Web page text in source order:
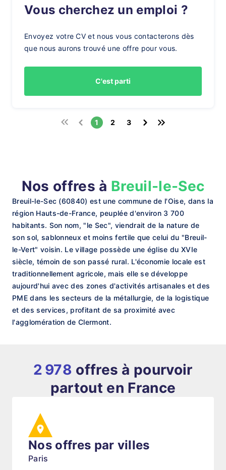
Vous cherchez un emploi ?
Envoyez votre CV et nous vous contacterons dès
que nous aurons trouvé une offre pour vous.
C'est parti
1 2 3
Nos offres à Breuil-le-Sec
Breuil-le-Sec (60840) est une commune de l'Oise, dans la
région Hauts-de-France, peuplée d'environ 3 700
habitants. Son nom, "le Sec", viendrait de la nature de
son sol, sablonneux et moins fertile que celui du "Breuil-
le-Vert" voisin. Le village possède une église du XVIe
siècle, témoin de son passé rural. L'économie locale est
traditionnellement agricole, mais elle se développe
aujourd'hui avec des zones d'activités artisanales et des
PME dans les secteurs de la métallurgie, de la logistique
et des services, profitant de sa proximité avec
l'agglomération de Clermont.
2 978 offres à pourvoir
partout en France
Nos offres par villes
Paris